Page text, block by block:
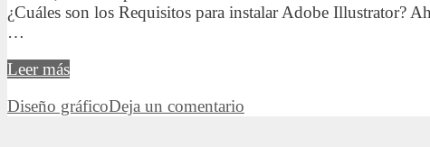
¿Cuáles son los Requisitos para instalar Adobe Illustrator?
…
Leer másConoce
son
Categorías
Diseño gráficoDeja un comentario